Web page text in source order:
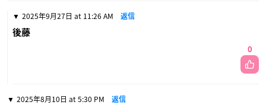
2025年9月27日 at 11:26 AM 返信
後藤
0
2025年8月10日 at 5:30 PM 返信